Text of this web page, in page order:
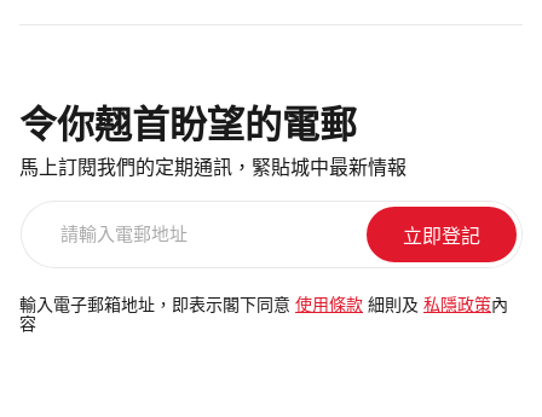
令你翹首盼望的電郵
馬上訂閱我們的定期通訊，緊貼城中最新情報
電
郵
輸入電子郵箱地址，即表示閣下同意 使用條款 細則及 私隱政策 內
容